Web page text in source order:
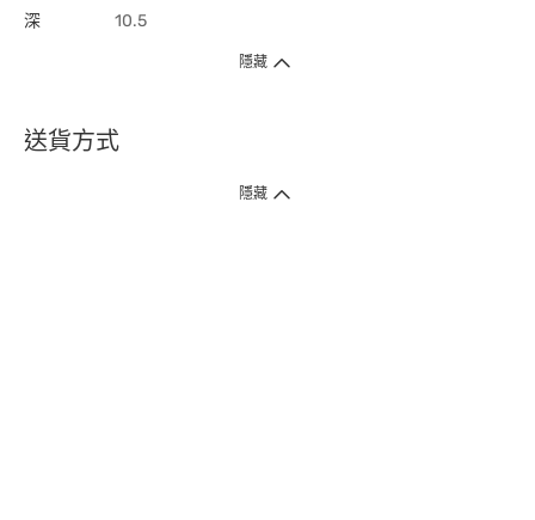
深 10.5
隱藏
送貨方式
1. 送貨到府（受衛生署條例規管產品除外 ）
隱藏